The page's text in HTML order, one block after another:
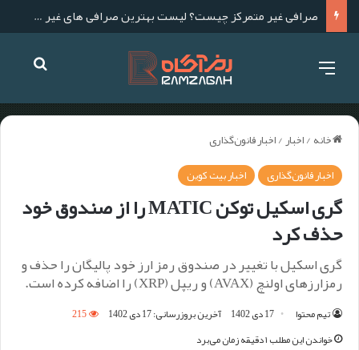
صرافی غیر متمرکز چیست؟ لیست بهترین صرافی های غیر متمرکز برای ایرانیان
خانه/اخبار/اخبار قانون‌گذاری
اخبار قانون‌گذاری
اخبار بیت کوین
گری اسکیل توکن MATIC را از صندوق خود
حذف کرد
گری اسکیل با تغییر در صندوق رمز ارز خود پالیگان را حذف و
رمزارزهای اولنچ (AVAX) و ریپل (XRP) را اضافه کرده است.
تیم محتوا 17 دی 1402 آخرین بروزرسانی: 17 دی 1402
215
خواندن این مطلب ۱ دقیقه زمان می‌برد